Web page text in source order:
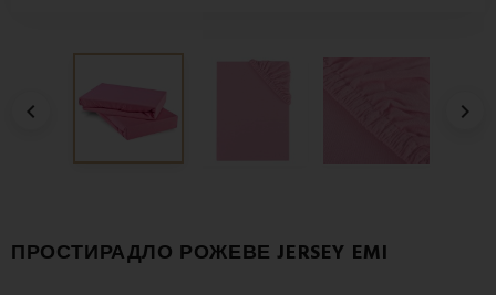
 
ПРОСТИРАДЛО РОЖЕВЕ JERSEY EMI